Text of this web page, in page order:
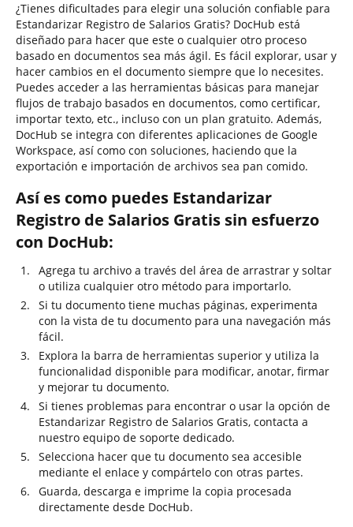
¿Tienes dificultades para elegir una solución confiable para
Estandarizar Registro de Salarios Gratis? DocHub está
diseñado para hacer que este o cualquier otro proceso
basado en documentos sea más ágil. Es fácil explorar, usar y
hacer cambios en el documento siempre que lo necesites.
Puedes acceder a las herramientas básicas para manejar
flujos de trabajo basados en documentos, como certificar,
importar texto, etc., incluso con un plan gratuito. Además,
DocHub se integra con diferentes aplicaciones de Google
Workspace, así como con soluciones, haciendo que la
exportación e importación de archivos sea pan comido.
Así es como puedes Estandarizar
Registro de Salarios Gratis sin esfuerzo
con DocHub:
Agrega tu archivo a través del área de arrastrar y soltar
o utiliza cualquier otro método para importarlo.
Si tu documento tiene muchas páginas, experimenta
con la vista de tu documento para una navegación más
fácil.
Explora la barra de herramientas superior y utiliza la
funcionalidad disponible para modificar, anotar, firmar
y mejorar tu documento.
Si tienes problemas para encontrar o usar la opción de
Estandarizar Registro de Salarios Gratis, contacta a
nuestro equipo de soporte dedicado.
Selecciona hacer que tu documento sea accesible
mediante el enlace y compártelo con otras partes.
Guarda, descarga e imprime la copia procesada
directamente desde DocHub.